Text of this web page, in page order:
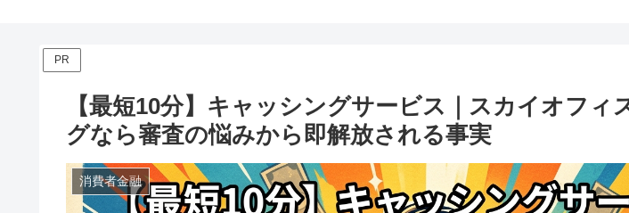
PR
【最短10分】キャッシングサービス｜スカイオフィ
グなら審査の悩みから即解放される事実
消費者金融